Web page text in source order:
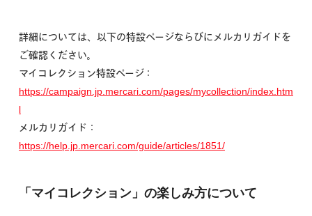
詳細については、以下の特設ページならびにメルカリガイドを
ご確認ください。
マイコレクション特設ページ：
https://campaign.jp.mercari.com/pages/mycollection/index.htm
l
メルカリガイド：
https://help.jp.mercari.com/guide/articles/1851/
「マイコレクション」の楽しみ方について